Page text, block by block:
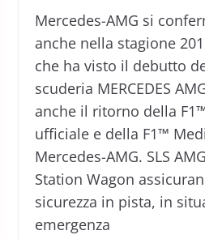
Mercedes-AMG si
anche nella stagione
che ha visto il debutto
scuderia MERCEDES
anche il ritorno della
ufficiale e della F1™
Mercedes-AMG. SLS
Station Wagon
sicurezza in pista, in
emergenza